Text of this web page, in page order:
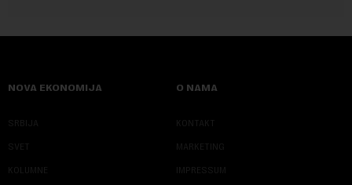
NOVA EKONOMIJA
SRBIJA
SVET
KOLUMNE
O NAMA
KONTAKT
MARKETING
IMPRESSUM